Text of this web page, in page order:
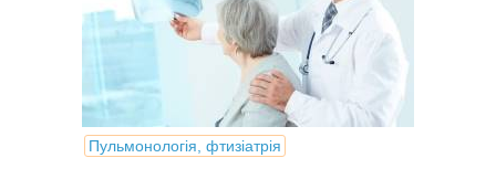
Пульмонологія, фтизіатрія